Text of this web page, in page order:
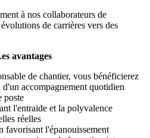
à nos collaborateurs de
de carrières vers des
avantages
de chantier, vous bénéficierez
accompagnement quotidien
poste
l'entraide et la polyvalence
réelles
favorisant l'épanouissement